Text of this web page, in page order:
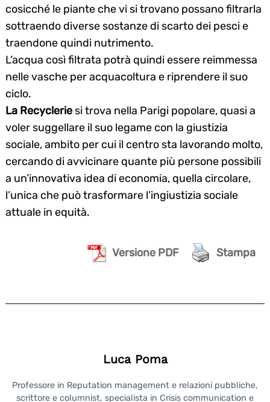
cosicché le piante che vi si trovano possano filtrarla
sottraendo diverse sostanze di scarto dei pesci e
traendone quindi nutrimento.
L’acqua così filtrata potrà quindi essere reimmessa
nelle vasche per acquacoltura e riprendere il suo
ciclo.
La Recyclerie si trova nella Parigi popolare, quasi a
voler suggellare il suo legame con la giustizia
sociale, ambito per cui il centro sta lavorando molto,
cercando di avvicinare quante più persone possibili
a un’innovativa idea di economia, quella circolare,
l’unica che può trasformare l’ingiustizia sociale
attuale in equità.
Versione PDF Stampa
Luca Poma
Professore in Reputation management e relazioni pubbliche,
scrittore e columnist, specialista in Crisis communication e